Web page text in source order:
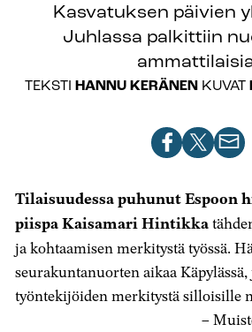
Kasvatuksen päivien
Juhlassa palkittiin
TEKSTI HANNU KERÄNENKUVAT
Jaa
artikkeli
Jaa
artikkeli
palvelussa
Jaa
Tilaisuudessa puhunut Espoon
piispaKaisamari Hintikka
ja kohtaamisen merkitystä työssä.
seurakuntanuorten aikaa
työntekijöiden merkitystä silloisille
–